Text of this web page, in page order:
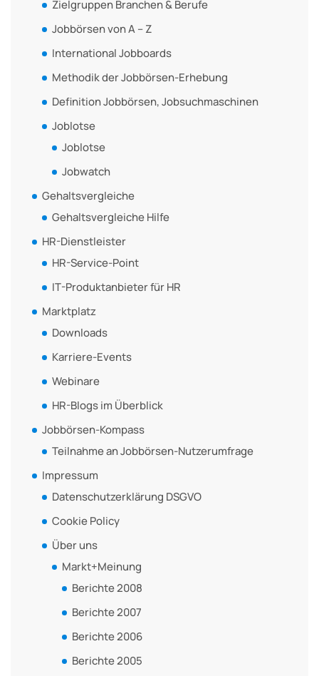
Zielgruppen Branchen & Berufe
Jobbörsen von A – Z
International Jobboards
Methodik der Jobbörsen-Erhebung
Definition Jobbörsen, Jobsuchmaschinen
Joblotse
Joblotse
Jobwatch
Gehaltsvergleiche
Gehaltsvergleiche Hilfe
HR-Dienstleister
HR-Service-Point
IT-Produktanbieter für HR
Marktplatz
Downloads
Karriere-Events
Webinare
HR-Blogs im Überblick
Jobbörsen-Kompass
Teilnahme an Jobbörsen-Nutzerumfrage
Impressum
Datenschutzerklärung DSGVO
Cookie Policy
Über uns
Markt+Meinung
Berichte 2008
Berichte 2007
Berichte 2006
Berichte 2005